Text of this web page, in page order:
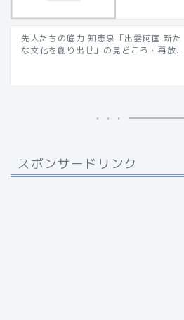
先人たちの底力 知恵泉「出雲阿国 新た
な文化を創り出せ」の見どころ・再放...
スポンサードリンク